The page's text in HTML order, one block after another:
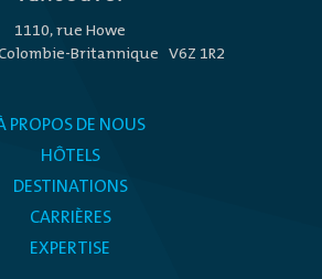
1110, rue Howe
Britannique V6Z 1R2
PROPOS DE NOUS
HÔTELS
DESTINATIONS
CARRIÈRES
EXPERTISE